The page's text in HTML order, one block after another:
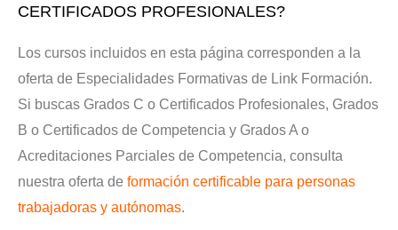
CERTIFICADOS PROFESIONALES?
Los cursos incluidos en esta página corresponden a la
oferta de Especialidades Formativas de Link Formación.
Si buscas Grados C o Certificados Profesionales, Grados
B o Certificados de Competencia y Grados A o
Acreditaciones Parciales de Competencia, consulta
nuestra oferta de formación certificable para personas
trabajadoras y autónomas.